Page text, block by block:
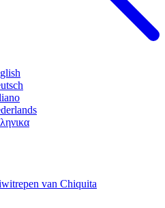
van Chiquita